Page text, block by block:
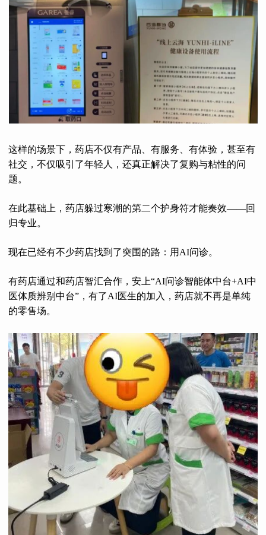
这样的场景下，药店不仅有产品、有服务、有体验，甚至有
社交，不仅吸引了年轻人，还真正解决了复购与粘性的问
题。
在此基础上，药店躲过寒潮的第二个护身符才能奏效——回
归专业。
现在已经有不少药店找到了突围的路：用AI问诊。
有药店通过和药店智汇合作，安上“AI问诊智能体中台+AI中
医体质辨别中台”，有了AI医生的加入，药店就不再是单纯
的零售场。